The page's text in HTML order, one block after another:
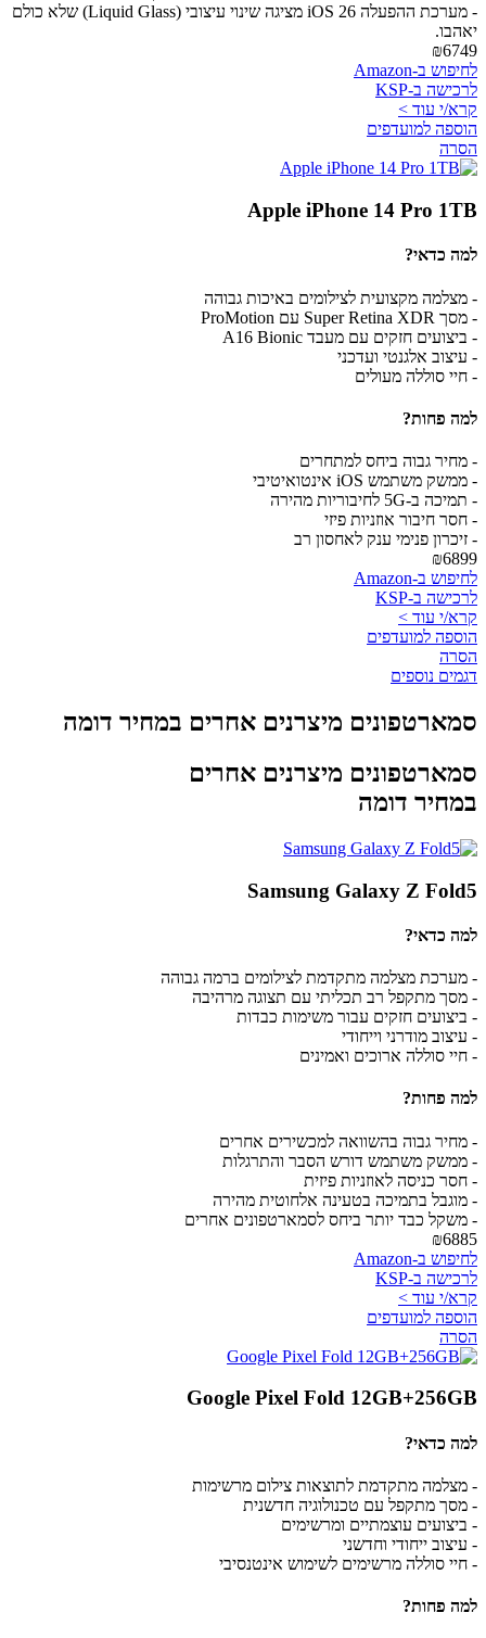
- מערכת ההפעלה iOS 26 מציגה שינוי עיצובי (Liquid Glass) שלא כולם
יאהבו.
₪6749
לחיפוש ב-Amazon
לרכישה ב-KSP
קרא/י עוד >
הוספה למועדפים
הסרה
Apple iPhone 14 Pro 1TB
למה כדאי?
- מצלמה מקצועית לצילומים באיכות גבוהה
- מסך Super Retina XDR עם ProMotion
- ביצועים חזקים עם מעבד A16 Bionic
- עיצוב אלגנטי ועדכני
- חיי סוללה מעולים
למה פחות?
- מחיר גבוה ביחס למתחרים
- ממשק משתמש iOS אינטואיטיבי
- תמיכה ב-5G לחיבוריות מהירה
- חסר חיבור אוזניות פיזי
- זיכרון פנימי ענק לאחסון רב
₪6899
לחיפוש ב-Amazon
לרכישה ב-KSP
קרא/י עוד >
הוספה למועדפים
הסרה
דגמים נוספים
סמארטפונים מיצרנים אחרים במחיר דומה
סמארטפונים מיצרנים אחרים
במחיר דומה
Samsung Galaxy Z Fold5
למה כדאי?
- מערכת מצלמה מתקדמת לצילומים ברמה גבוהה
- מסך מתקפל רב תכליתי עם תצוגה מרהיבה
- ביצועים חזקים עבור משימות כבדות
- עיצוב מודרני וייחודי
- חיי סוללה ארוכים ואמינים
למה פחות?
- מחיר גבוה בהשוואה למכשירים אחרים
- ממשק משתמש דורש הסבר והתרגלות
- חסר כניסה לאוזניות פיזית
- מוגבל בתמיכה בטעינה אלחוטית מהירה
- משקל כבד יותר ביחס לסמארטפונים אחרים
₪6885
לחיפוש ב-Amazon
לרכישה ב-KSP
קרא/י עוד >
הוספה למועדפים
הסרה
Google Pixel Fold 12GB+256GB
למה כדאי?
- מצלמה מתקדמת לתוצאות צילום מרשימות
- מסך מתקפל עם טכנולוגיה חדשנית
- ביצועים עוצמתיים ומרשימים
- עיצוב ייחודי וחדשני
- חיי סוללה מרשימים לשימוש אינטנסיבי
למה פחות?